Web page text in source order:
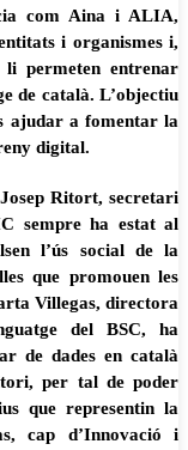
com Aina i ALIA,
i organismes i,
li permeten entrenar
de català. L’objectiu
ajudar a fomentar la
digital.
Ritort, secretari
sempre ha estat al
l’ús social de la
que promouen les
Villegas, directora
del BSC, ha
de dades en català
per tal de poder
que representin la
cap d’Innovació i